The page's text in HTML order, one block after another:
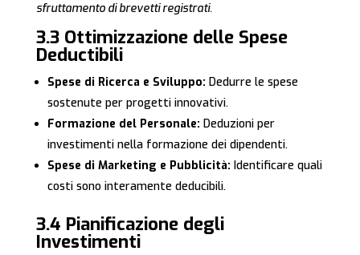
sfruttamento di brevetti registrati.
3.3 Ottimizzazione delle Spese
Deductibili
Spese di Ricerca e Sviluppo: Dedurre le spese
sostenute per progetti innovativi.
Formazione del Personale: Deduzioni per
investimenti nella formazione dei dipendenti.
Spese di Marketing e Pubblicità: Identificare quali
costi sono interamente deducibili.
3.4 Pianificazione degli
Investimenti